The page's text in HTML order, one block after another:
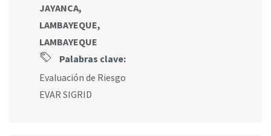
JAYANCA,
LAMBAYEQUE,
LAMBAYEQUE
Palabras clave:
Evaluación de Riesgo
EVAR SIGRID